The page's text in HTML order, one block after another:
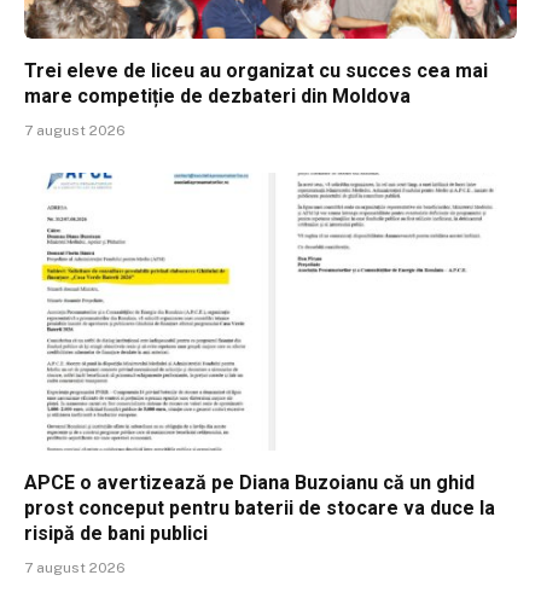
Trei eleve de liceu au organizat cu succes cea mai
mare competiție de dezbateri din Moldova
7 august 2026
APCE o avertizează pe Diana Buzoianu că un ghid
prost conceput pentru baterii de stocare va duce la
risipă de bani publici
7 august 2026